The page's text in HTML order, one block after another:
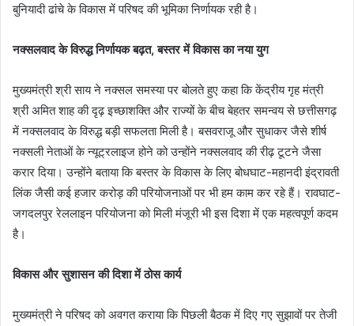
बुनियादी ढांचे के विकास में परिषद की भूमिका निर्णायक रही है।
नक्सलवाद के विरुद्ध निर्णायक बढ़त, बस्तर में विकास का नया युग
मुख्यमंत्री श्री साय ने नक्सल समस्या पर बोलते हुए कहा कि केंद्रीय गृह मंत्री
श्री अमित शाह की दृढ़ इच्छाशक्ति और राज्यों के बीच बेहतर समन्वय से छत्तीसगढ़
में नक्सलवाद के विरुद्ध बड़ी सफलता मिली है। बसवराजू और सुधाकर जैसे शीर्ष
नक्सली नेताओं के न्यूट्रलाइज होने को उन्होंने नक्सलवाद की रीढ़ टूटने जैसा
करार दिया। उन्होंने बताया कि बस्तर के विकास के लिए बोधघाट-महानदी इंद्रावती
लिंक जैसी कई हजार करोड़ की परियोजनाओं पर भी हम काम कर रहे हैं। रावघाट-
जगदलपुर रेललाइन परियोजना को मिली मंजूरी भी इस दिशा में एक महत्वपूर्ण कदम
है।
विकास और सुशासन की दिशा में ठोस कार्य
मुख्यमंत्री ने परिषद को अवगत कराया कि पिछली बैठक में दिए गए सुझावों पर तेजी